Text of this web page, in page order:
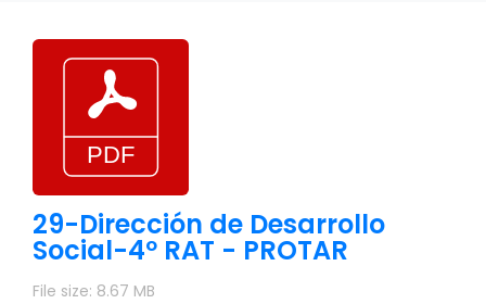
29-Dirección de Desarrollo
Social-4º RAT - PROTAR
File size: 8.67 MB